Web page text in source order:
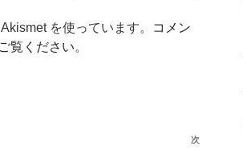
を使っています。
コメン
覧ください。
次
次